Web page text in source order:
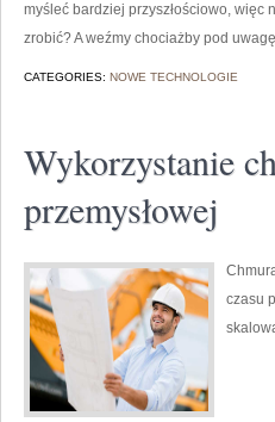
myśleć bardziej przyszłościowo, więc
zrobić? A weźmy chociażby pod
CATEGORIES: NOWE TECHNOLOGIE
Wykorzystanie
przemysłowej
czasu